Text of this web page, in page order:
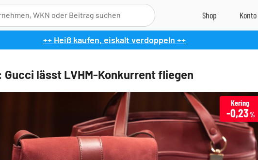
++ Heiß kaufen, eiskalt verdoppeln ++
Gucci lässt LVHM-Konkurrent fliegen
Kering
-0,23%